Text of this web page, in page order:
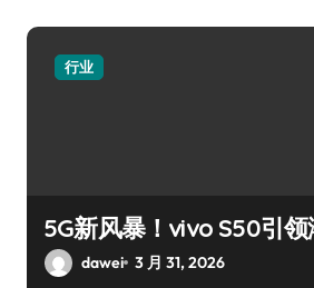
行业
5G新风暴！vivo S50引
dawei 3 月 31, 2026